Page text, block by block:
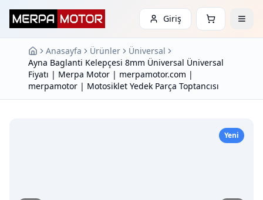
Giriş
Anasayfa Ürünler
Üniversal
Ayna Baglanti Kelepçesi 8mm Üniversal Üniversal
Fiyatı | Merpa Motor | merpamotor.com |
merpamotor | Motosiklet Yedek Parça Toptancısı
Yeni